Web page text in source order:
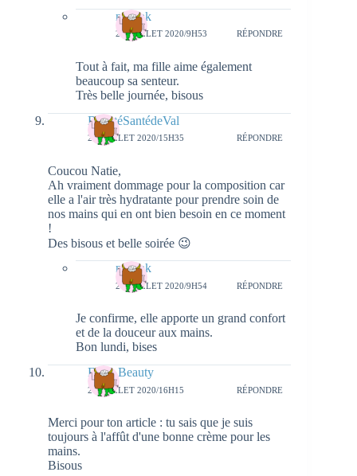
natieak
27 JUILLET 2020/9H53 RÉPONDRE
Tout à fait, ma fille aime également
beaucoup sa senteur.
Très belle journée, bisous
BeautéSantédeVal
24 JUILLET 2020/15H35 RÉPONDRE
Coucou Natie,
Ah vraiment dommage pour la composition car
elle a l'air très hydratante pour prendre soin de
nos mains qui en ont bien besoin en ce moment
!
Des bisous et belle soirée 😉
natieak
27 JUILLET 2020/9H54 RÉPONDRE
Je confirme, elle apporte un grand confort
et de la douceur aux mains.
Bon lundi, bises
Forty Beauty
24 JUILLET 2020/16H15 RÉPONDRE
Merci pour ton article : tu sais que je suis
toujours à l'affût d'une bonne crème pour les
mains.
Bisous